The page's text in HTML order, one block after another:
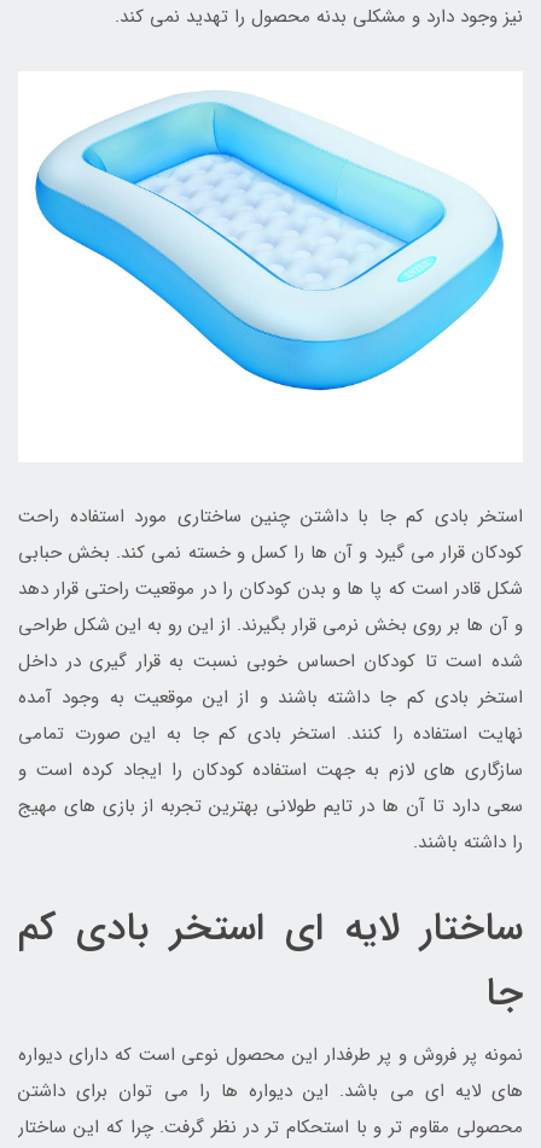
نیز وجود دارد و مشکلی بدنه محصول را تهدید نمی کند.
استخر بادی کم جا با داشتن چنین ساختاری مورد استفاده راحت
کودکان قرار می گیرد و آن ها را کسل و خسته نمی کند. بخش حبابی
شکل قادر است که پا ها و بدن کودکان را در موقعیت راحتی قرار دهد
و آن ها بر روی بخش نرمی قرار بگیرند. از این رو به این شکل طراحی
شده است تا کودکان احساس خوبی نسبت به قرار گیری در داخل
استخر بادی کم جا داشته باشند و از این موقعیت به وجود آمده
نهایت استفاده را کنند. استخر بادی کم جا به این صورت تمامی
سازگاری های لازم به جهت استفاده کودکان را ایجاد کرده است و
سعی دارد تا آن ها در تایم طولانی بهترین تجربه از بازی های مهیج
را داشته باشند.
ساختار لایه ای استخر بادی کم
جا
نمونه پر فروش و پر طرفدار این محصول نوعی است که دارای دیواره
های لایه ای می باشد. این دیواره ها را می توان برای داشتن
محصولی مقاوم تر و با استحکام تر در نظر گرفت. چرا که این ساختار